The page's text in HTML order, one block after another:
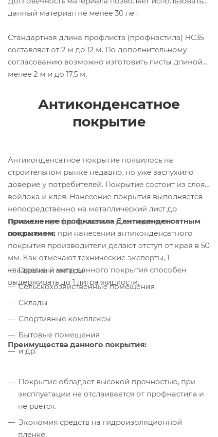
данный материал не менее 30 лет.
Стандартная длина профлиста (профнастила) НС35
составляет от 2 м до 12 м. По дополнительному
согласованию возможно изготовить листы длиной
менее 2 м и до 17,5 м.
Антиконденсатное
покрытие
Антиконденсатное покрытие появилось на
строительном рынке недавно, но уже заслужило
доверие у потребителей. Покрытие состоит из слоя
войлока и клея. Нанесение покрытия выполняется
непосредственно на металлический лист до
процесса профилирования. Для надежного
соединения, при нанесении антиконденсатного
покрытия производители делают отступ от края в 50
мм. Как отмечают технические эксперты, 1
квадратный метр данного покрытия способен
выдерживать до 1 литра жидкости.
Применение профнастила с антиконденсатным
покрытием:
Гаражи и ангары
Сельскохозяйственные помещения
Склады
Спортивные комплексы
Бытовые помещения
и др.
Преимущества данного покрытия:
Покрытие обладает высокой прочностью, при
эксплуатации не отслаивается от профнастила и
не рвется.
Экономия средств на гидроизоляционной
пленке.